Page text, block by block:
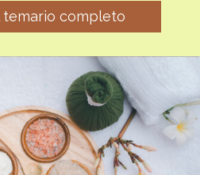
temario completo